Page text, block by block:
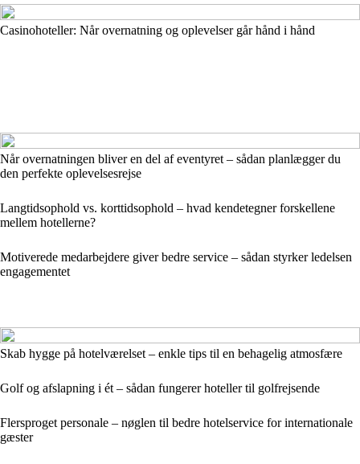
Casinohoteller: Når overnatning og oplevelser går hånd i hånd
Når overnatningen bliver en del af eventyret – sådan planlægger du
den perfekte oplevelsesrejse
Langtidsophold vs. korttidsophold – hvad kendetegner forskellene
mellem hotellerne?
Motiverede medarbejdere giver bedre service – sådan styrker ledelsen
engagementet
Skab hygge på hotelværelset – enkle tips til en behagelig atmosfære
Golf og afslapning i ét – sådan fungerer hoteller til golfrejsende
Flersproget personale – nøglen til bedre hotelservice for internationale
gæster